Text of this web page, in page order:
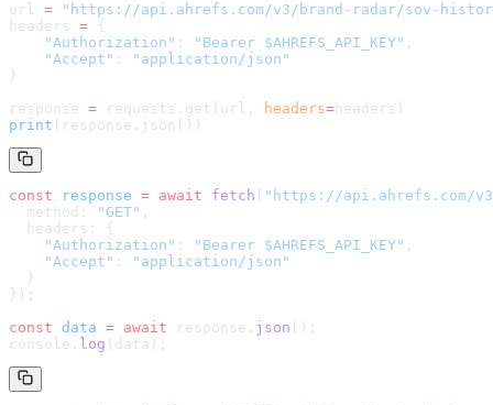
url = " https://api.ahrefs.com/v3/brand-radar/sov-
headers = {
    "Authorization"
: "Bearer $AHREFS_API_KEY" ,
    "Accept"
:
"application/json"
}
response = requests.get(url, headers= headers )
print (response.json())
const response = await fetch ( " https://api.ahrefs.com/
  method:
"GET" ,
  headers: {
    "Authorization"
: "Bearer $AHREFS_API_KEY" ,
    "Accept"
:
"application/json"
  }
});
const data = await response. json ();
console. log (data);